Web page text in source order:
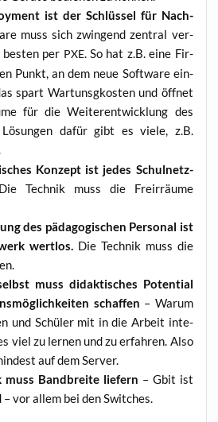
ist der Schlüs­sel für Nach­
muss sich zwin­gend zen­tral ver­
per PXE. So hat z.B. eine Fir­
Punkt, an dem neue Soft­ware ein­
spart War­tunsg­kos­ten und öff­net
für die Wei­ter­ent­wick­lung des
Lösun­gen dafür gibt es vie­le, z.B.
Kon­zept ist jedes Schul­netz­
Tech­nik muss die Fre­ir­räu­me
des päd­ago­gi­schen Per­so­nal ist
wert­los.
Die Tech­nik muss die
muss didak­ti­sches Poten­ti­al
schaf­fen – War­um
und Schü­ler mit in die Arbeit inte­
viel zu ler­nen und zu erfah­ren. Also
auf dem Server.
muss Band­brei­te lie­fern – Gbit ist
vor allem bei den Switches.